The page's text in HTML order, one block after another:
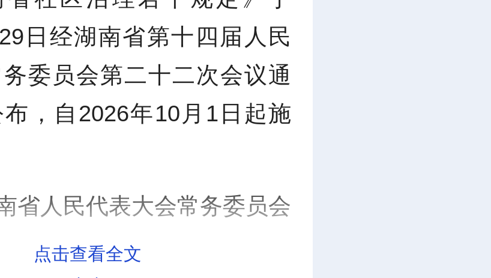
日经湖南省第十四届人民
委员会第二十二次会议通
，自2026年10月1日起施
省人民代表大会常务委员会
2026年5月29日
点击查看全文